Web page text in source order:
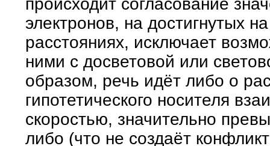
происходит согласование
электронов, на достигнутых
расстояниях, исключает
ними с досветовой или
образом, речь идёт либо о
гипотетического носителя
скоростью, значительно
либо (что не создаёт